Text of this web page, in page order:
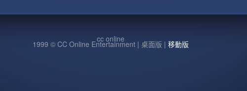
cc online
1999 © CC Online Entertainment | 桌面版 | 移動版